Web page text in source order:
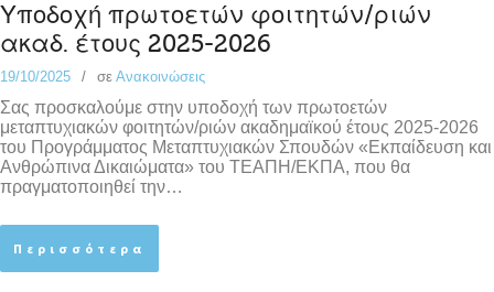
Υποδοχή πρωτοετών φοιτητών/ριών
ακαδ. έτους 2025-2026
19/10/2025 σε Ανακοινώσεις
Σας προσκαλούμε στην υποδοχή των πρωτοετών
μεταπτυχιακών φοιτητών/ριών ακαδημαϊκού έτους 2025-2026
του Προγράμματος Μεταπτυχιακών Σπουδών «Εκπαίδευση και
Ανθρώπινα Δικαιώματα» του ΤΕΑΠΗ/ΕΚΠΑ, που θα
πραγματοποιηθεί την…
Περισσότερα